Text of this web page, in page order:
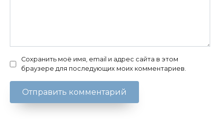
Сохранить моё имя, email и адрес сайта в этом
браузере для последующих моих комментариев.